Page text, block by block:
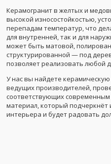
Керамогранит в желтых и
высокой износостойкостью,
перепадам температур, что
для внутренней, так и для
может быть матовой,
структурированной — под
позволяет реализовать любой
У нас вы найдете
ведущих производителей,
соответствующих
материал, который подчеркнёт
интерьера и будет радовать